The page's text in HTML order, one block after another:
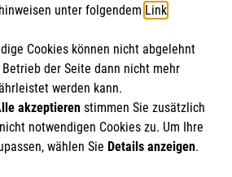
e.V. ist als eingetragene
von der Körperschaft- und
unter folgendem Link.
Cookies können nicht abgelehnt
der Seite dann nicht mehr
werden kann.
akzeptierenstimmen Sie zusätzlich
notwendigen Cookies zu. Um Ihre
wählen Sie Details anzeigen.